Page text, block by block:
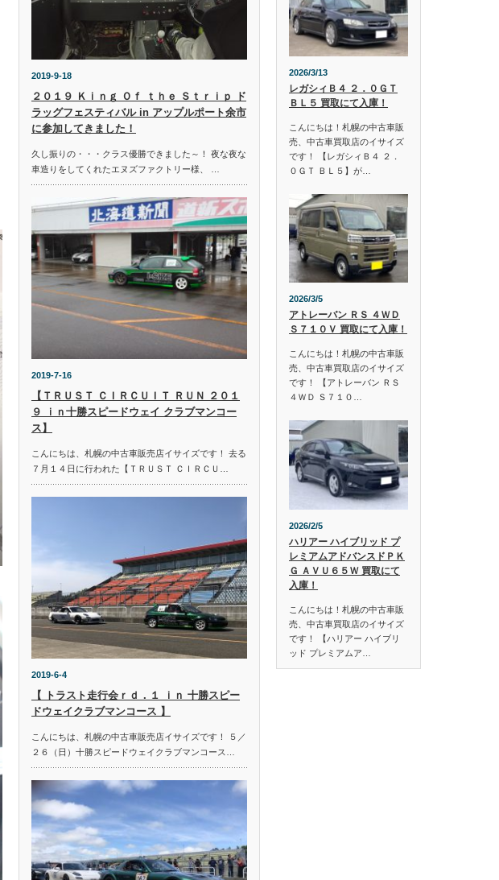
2019-9-18
２０１９ Ｋｉｎｇ Ｏｆ ｔｈｅ Ｓｔｒｉｐ ド
ラッグフェスティバル in アップルポート余市
に参加してきました！
久し振りの・・・クラス優勝できました～！ 夜な夜な
車造りをしてくれたエヌズファクトリー様、 …
2019-7-16
【ＴＲＵＳＴ ＣＩＲＣＵＩＴ ＲＵＮ ２０１
９ ｉｎ十勝スピードウェイ クラブマンコー
ス】
こんにちは、札幌の中古車販売店イサイズです！ 去る
７月１４日に行われた【ＴＲＵＳＴ ＣＩＲＣＵ…
2019-6-4
【 トラスト走行会ｒｄ．１ ｉｎ 十勝スピー
ドウェイクラブマンコース 】
こんにちは、札幌の中古車販売店イサイズです！ ５／
２６（日）十勝スピードウェイクラブマンコース…
2026/3/13
レガシィＢ４ ２．０ＧＴ
ＢＬ５ 買取にて入庫！
こんにちは！札幌の中古車販
売、中古車買取店のイサイズ
です！ 【レガシィＢ４ ２．
０ＧＴ ＢＬ５】が…
2026/3/5
アトレーバン ＲＳ ４ＷＤ
Ｓ７１０Ｖ 買取にて入庫！
こんにちは！札幌の中古車販
売、中古車買取店のイサイズ
です！ 【アトレーバン ＲＳ
４ＷＤ Ｓ７１０…
2026/2/5
ハリアー ハイブリッド プ
レミアムアドバンスドＰＫ
Ｇ ＡＶＵ６５Ｗ 買取にて
入庫！
こんにちは！札幌の中古車販
売、中古車買取店のイサイズ
です！ 【ハリアー ハイブリ
ッド プレミアムア…